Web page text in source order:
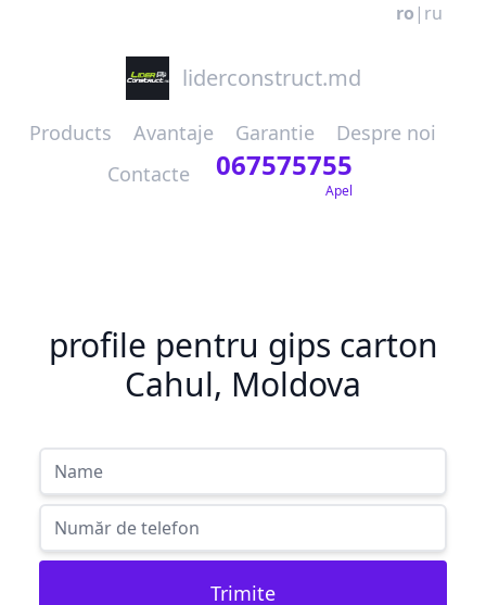
ro | ru
liderconstruct.md
Products Avantaje Garantie
Despre noi
Contacte
067575755
Apel
profile pentru gips carton
Cahul, Moldova
Trimite